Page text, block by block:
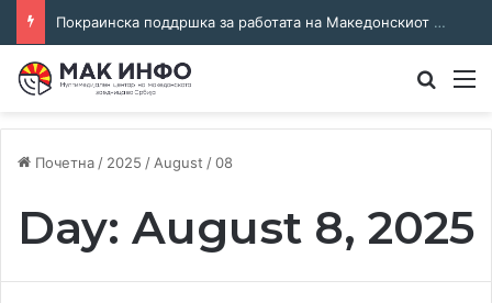
Покраинска поддршка за работата на Македонскиот национален совет: потпишан договор за суфинансирање на активностите
Почетна / 2025 / August /08
Day: August 8, 2025